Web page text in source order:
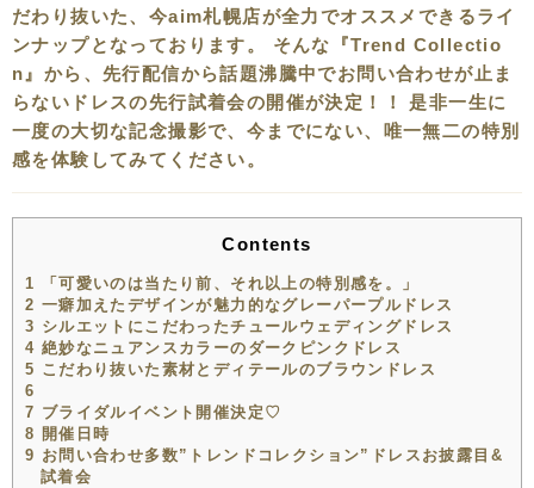
だわり抜いた、今aim札幌店が全力でオススメできるライ
ンナップとなっております。 そんな『Trend Collectio
n』から、先行配信から話題沸騰中でお問い合わせが止ま
らないドレスの先行試着会の開催が決定！！ 是非一生に
一度の大切な記念撮影で、今までにない、唯一無二の特別
感を体験してみてください。
Contents
1 「可愛いのは当たり前、それ以上の特別感を。」
2 一癖加えたデザインが魅力的なグレーパープルドレス
3 シルエットにこだわったチュールウェディングドレス
4 絶妙なニュアンスカラーのダークピンクドレス
5 こだわり抜いた素材とディテールのブラウンドレス
6
7 ブライダルイベント開催決定♡
8 開催日時
9 お問い合わせ多数”トレンドコレクション”ドレスお披露目&
試着会